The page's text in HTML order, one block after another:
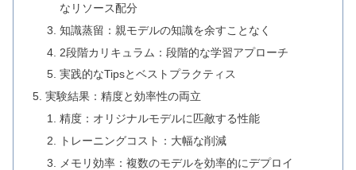
なリソース配分
知識蒸留：親モデルの知識を余すことなく
2段階カリキュラム：段階的な学習アプローチ
実践的なTipsとベストプラクティス
実験結果：精度と効率性の両立
精度：オリジナルモデルに匹敵する性能
トレーニングコスト：大幅な削減
メモリ効率：複数のモデルを効率的にデプロイ